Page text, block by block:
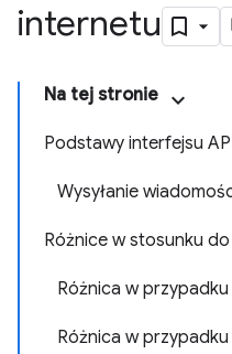
internetu
Na tej stronie
Podstawy interfejsu
Wysyłanie
Różnice w stosunku
Różnica w
Różnica w